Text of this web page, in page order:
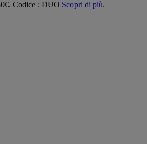
Codice : DUO Scopri di più.